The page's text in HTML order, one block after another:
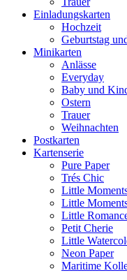
Einladungskarten
Hochzeit
Geburtstag
Minikarten
Anlässe
Everyday
Baby und
Ostern
Trauer
Weihnachten
Postkarten
Kartenserie
Pure Paper
Trés Chic
Little
Little
Little
Petit Cherie
Little
Neon Paper
Maritime